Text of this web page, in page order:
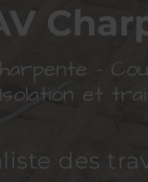
-
et
des